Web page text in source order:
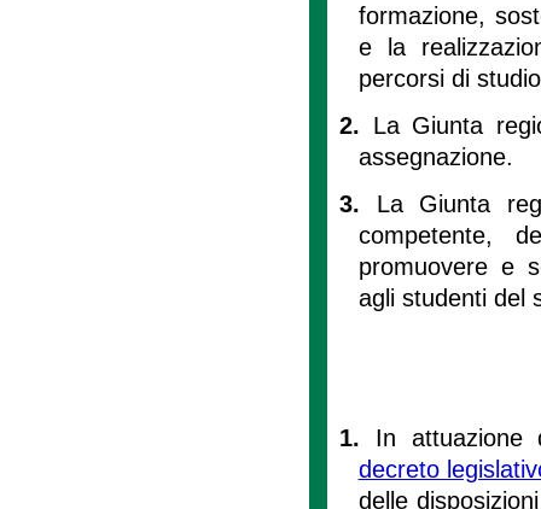
formazione,
e la
percorsi di
2. La Giunta
assegnazione.
3. La Giunta
competente,
promuovere e
agli studenti del
1. In attuazione
decreto
delle